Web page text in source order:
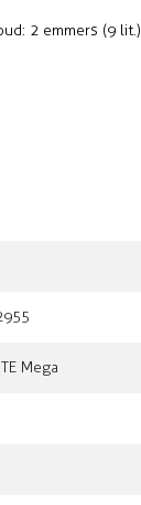
2 emmers (9
Mega